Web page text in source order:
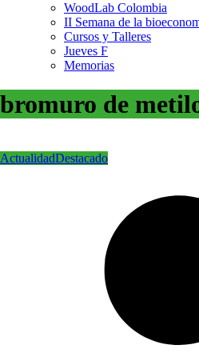
WoodLab Colombia
II Semana de la
Cursos y Talleres
Jueves F
Memorias
bromuro de
ActualidadDestacado